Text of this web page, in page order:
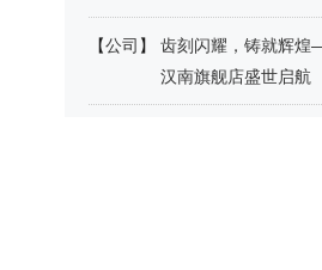
【公司 】
齿刻闪耀，铸就辉
汉南旗舰店盛世启航